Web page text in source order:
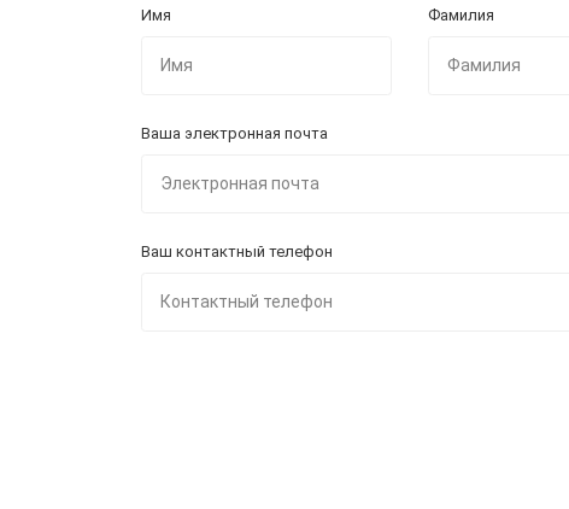
Имя Фамилия
Ваша электронная почта
Ваш контактный телефон